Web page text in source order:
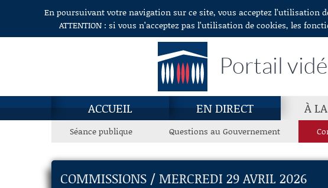
Aller au contenuEn poursuivant votre navigation sur ce site, vous acceptez l’utilisation
ATTENTION : si vous n’acceptez pas l’utilisation de cookies, les
Portail
ACCUEIL EN DIRECT À
Séance publique Questions au Gouvernement
COMMISSIONS / MERCREDI 29 AVRIL 2026